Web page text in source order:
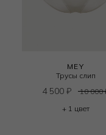
MEY
Трусы слип
4 500 ₽ 10 000
+ 1 цвет